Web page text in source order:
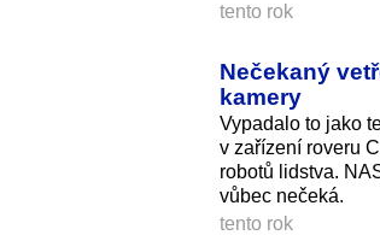
tento rok
Nečekaný
kamery
Vypadalo to jako
v zařízení roveru
robotů lidstva.
vůbec nečeká.
tento rok